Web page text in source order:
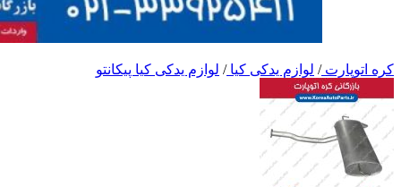
کره اتوپارت/ لوازم یدکی کیا/ لوازم یدکی کیا پیکانتو